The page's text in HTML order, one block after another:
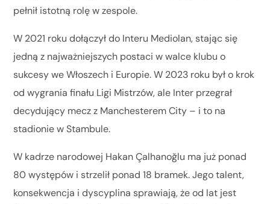
pełnił istotną rolę w zespole.
W 2021 roku dołączył do Interu Mediolan, stając się
jedną z najważniejszych postaci w walce klubu o
sukcesy we Włoszech i Europie. W 2023 roku był o krok
od wygrania finału Ligi Mistrzów, ale Inter przegrał
decydujący mecz z Manchesterem City – i to na
stadionie w Stambule.
W kadrze narodowej Hakan Çalhanoğlu ma już ponad
80 występów i strzelił ponad 18 bramek. Jego talent,
konsekwencja i dyscyplina sprawiają, że od lat jest